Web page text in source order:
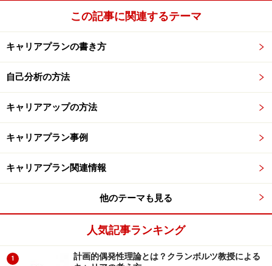
この記事に関連するテーマ
キャリアプランの書き方
自己分析の方法
キャリアアップの方法
キャリアプラン事例
キャリアプラン関連情報
他のテーマも見る
人気記事ランキング
1
計画的偶発性理論とは？クランボルツ教授による